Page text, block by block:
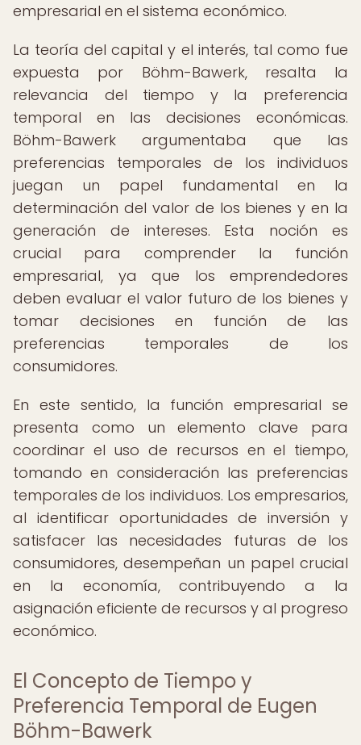
empresarial en el sistema económico.
La teoría del capital y el interés, tal como fue
expuesta por Böhm-Bawerk, resalta la
relevancia del tiempo y la preferencia
temporal en las decisiones económicas.
Böhm-Bawerk argumentaba que las
preferencias temporales de los individuos
juegan un papel fundamental en la
determinación del valor de los bienes y en la
generación de intereses. Esta noción es
crucial para comprender la función
empresarial, ya que los emprendedores
deben evaluar el valor futuro de los bienes y
tomar decisiones en función de las
preferencias temporales de los
consumidores.
En este sentido, la función empresarial se
presenta como un elemento clave para
coordinar el uso de recursos en el tiempo,
tomando en consideración las preferencias
temporales de los individuos. Los empresarios,
al identificar oportunidades de inversión y
satisfacer las necesidades futuras de los
consumidores, desempeñan un papel crucial
en la economía, contribuyendo a la
asignación eficiente de recursos y al progreso
económico.
El Concepto de Tiempo y
Preferencia Temporal de Eugen
Böhm-Bawerk